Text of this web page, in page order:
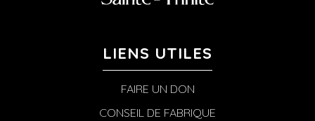
LIENS UTILES
FAIRE UN DON
CONSEIL DE FABRIQUE